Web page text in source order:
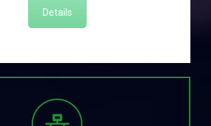
Details